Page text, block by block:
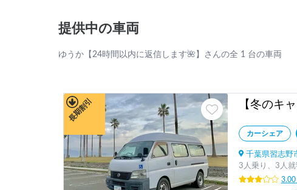
提供中の車両
ゆうか【24時間以内に返信します🌺】さんの全 1 台の車両
長期割引
カーシェア
千葉県習志野
3人乗り、3人
3.00